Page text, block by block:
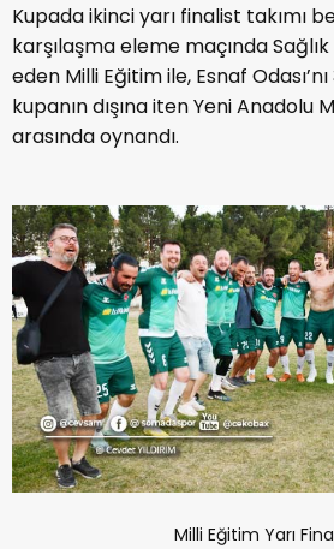
Kupada ikinci yarı finalist takımı
karşılaşma eleme maçında
eden Milli Eğitim ile, Esnaf
kupanın dışına iten Yeni Anadolu
arasında oynandı.
Milli Eğitim Yarı